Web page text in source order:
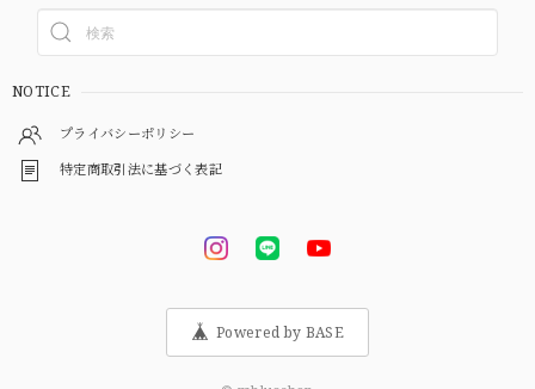
NOTICE
プライバシーポリシー
特定商取引法に基づく表記
Powered by BASE